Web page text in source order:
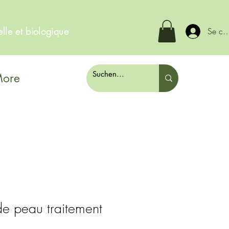
Se
et biologique
peau traitement